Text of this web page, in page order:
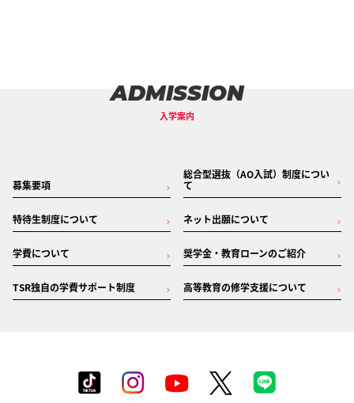
ADMISSION
入学案内
募集要項
総合型選抜（AO入試）制度につい
て
特待生制度について ネット出願について
学費について 奨学金・教育ローンのご紹介
TSR独自の学費サポート制度 高等教育の修学支援について